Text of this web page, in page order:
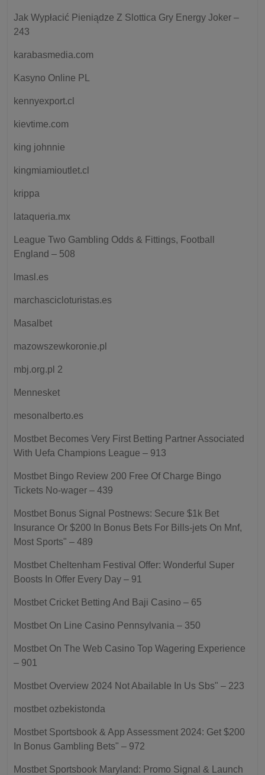
Jak Wypłacić Pieniądze Z Slottica Gry Energy Joker –
243
karabasmedia.com
Kasyno Online PL
kennyexport.cl
kievtime.com
king johnnie
kingmiamioutlet.cl
krippa
lataqueria.mx
League Two Gambling Odds & Fittings, Football
England – 508
lmasl.es
marchascicloturistas.es
Masalbet
mazowszewkoronie.pl
mbj.org.pl 2
Mennesket
mesonalberto.es
Mostbet Becomes Very First Betting Partner Associated
With Uefa Champions League – 913
Mostbet Bingo Review 200 Free Of Charge Bingo
Tickets No-wager – 439
Mostbet Bonus Signal Postnews: Secure $1k Bet
Insurance Or $200 In Bonus Bets For Bills-jets On Mnf,
Most Sports" – 489
Mostbet Cheltenham Festival Offer: Wonderful Super
Boosts In Offer Every Day – 91
Mostbet Cricket Betting And Baji Casino – 65
Mostbet On Line Casino Pennsylvania – 350
Mostbet On The Web Casino Top Wagering Experience
– 901
Mostbet Overview 2024 Not Abailable In Us Sbs" – 223
mostbet ozbekistonda
Mostbet Sportsbook & App Assessment 2024: Get $200
In Bonus Gambling Bets" – 972
Mostbet Sportsbook Maryland: Promo Signal & Launch